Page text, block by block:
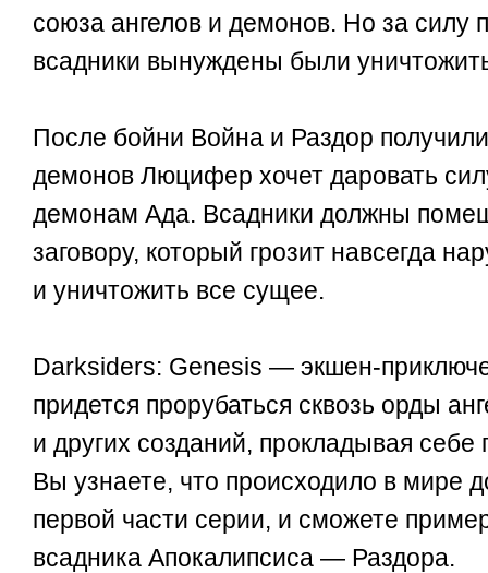
союза ангелов и демонов. Но за силу
всадники вынуждены были
После бойни Война и Раздор
демонов Люцифер хочет даровать
демонам Ада. Всадники должны
заговору, который грозит навсегда
и уничтожить все сущее.
Darksiders: Genesis — экшен-
придется прорубаться сквозь орды
и других созданий, прокладывая себе
Вы узнаете, что происходило в мире
первой части серии, и сможете
всадника Апокалипсиса — Раздора.